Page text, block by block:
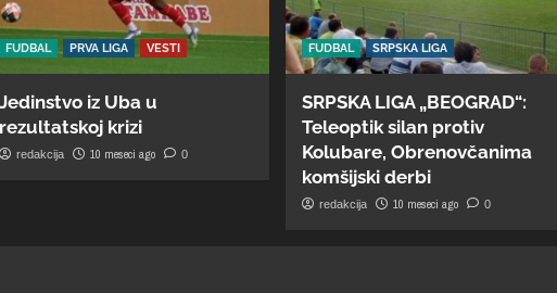
FUDBAL PRVA LIGA VESTI
Jedinstvo iz Uba u
rezultatskoj krizi
redakcija 10 meseci ago 0
FUDBAL SRPSKA LIGA
SRPSKA LIGA „BEOGRAD“:
Teleoptik silan protiv
Kolubare, Obrenovčanima
komšijski derbi
redakcija 10 meseci ago 0